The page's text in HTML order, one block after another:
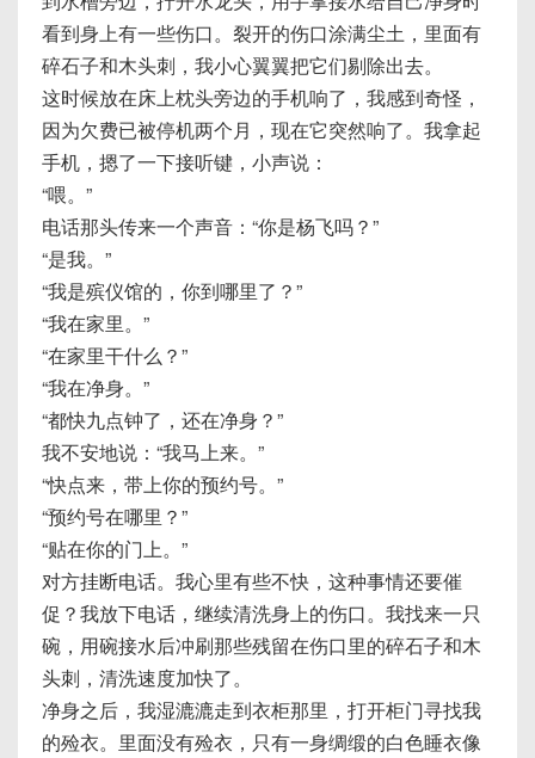
看到身上有一些伤口。裂开的伤口涂满尘土，里面有
碎石子和木头刺，我小心翼翼把它们剔除出去。
这时候放在床上枕头旁边的手机响了，我感到奇怪，
因为欠费已被停机两个月，现在它突然响了。我拿起
手机，摁了一下接听键，小声说：
“喂。”
电话那头传来一个声音：“你是杨飞吗？”
“是我。”
“我是殡仪馆的，你到哪里了？”
“我在家里。”
“在家里干什么？”
“我在净身。”
“都快九点钟了，还在净身？”
我不安地说：“我马上来。”
“快点来，带上你的预约号。”
“预约号在哪里？”
“贴在你的门上。”
对方挂断电话。我心里有些不快，这种事情还要催
促？我放下电话，继续清洗身上的伤口。我找来一只
碗，用碗接水后冲刷那些残留在伤口里的碎石子和木
头刺，清洗速度加快了。
净身之后，我湿漉漉走到衣柜那里，打开柜门寻找我
的殓衣。里面没有殓衣，只有一身绸缎的白色睡衣像